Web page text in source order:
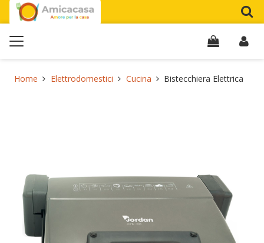
Home Elettrodomestici Cucina Bistecchiera Elettrica